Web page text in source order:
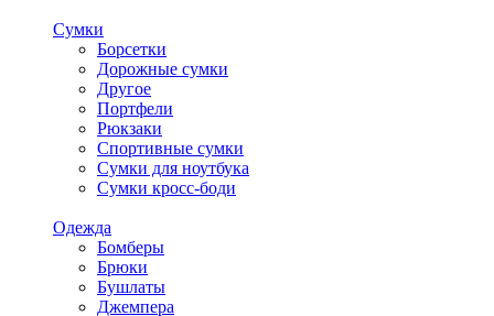
Сумки
Борсетки
Дорожные сумки
Другое
Портфели
Рюкзаки
Спортивные сумки
Сумки для ноутбука
Сумки кросс-боди
Одежда
Бомберы
Брюки
Бушлаты
Джемпера